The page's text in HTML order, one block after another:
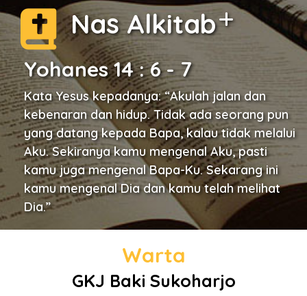
Nas Alkitab
Yohanes 14 : 6 - 7
Kata Yesus kepadanya: “Akulah jalan dan
kebenaran dan hidup. Tidak ada seorang pun
yang datang kepada Bapa, kalau tidak melalui
Aku. Sekiranya kamu mengenal Aku, pasti
kamu juga mengenal Bapa-Ku. Sekarang ini
kamu mengenal Dia dan kamu telah melihat
Dia.”
Warta
GKJ Baki Sukoharjo